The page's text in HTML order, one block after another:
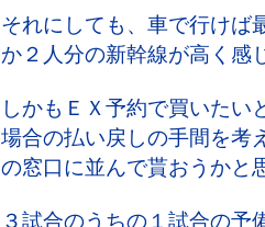
それにしても、車で行けば
か２人分の新幹線が高く感
しかもＥＸ予約で買いたい
場合の払い戻しの手間を考
の窓口に並んで貰おうかと
３試合のうちの１試合の予